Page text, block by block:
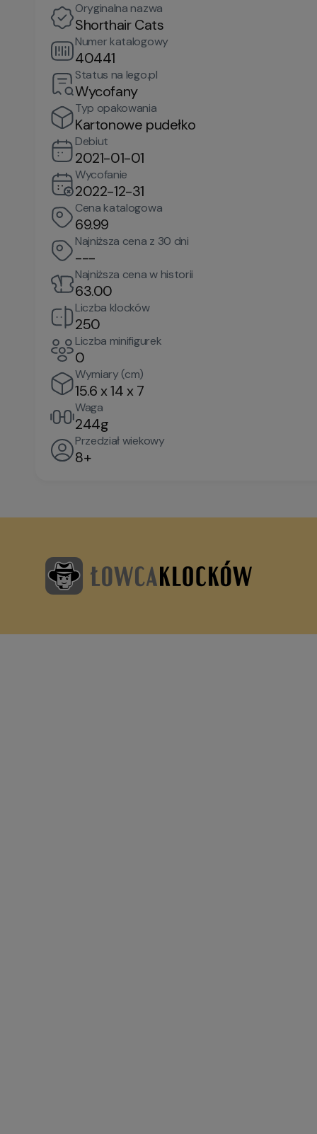
Oryginalna nazwa
Shorthair Cats
Numer katalogowy
40441
Status na lego.pl
Wycofany
Typ opakowania
Kartonowe pudełko
Debiut
2021-01-01
Wycofanie
2022-12-31
Cena katalogowa
69.99
Najniższa cena z 30 dni
---
Najniższa cena w historii
63.00
Liczba klocków
250
Liczba minifigurek
0
Wymiary (cm)
15.6 x 14 x 7
Waga
244g
Przedział wiekowy
8+